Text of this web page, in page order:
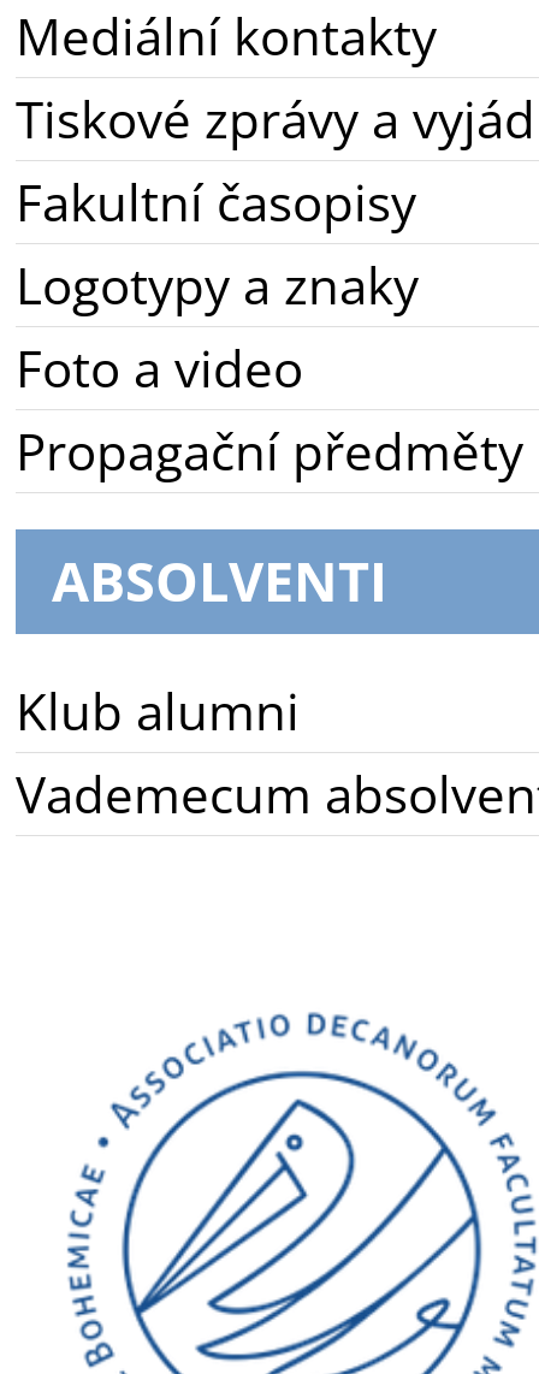
Mediální kontakty
Tiskové zprávy a
Fakultní časopisy
Logotypy a znaky
Foto a video
Propagační předměty
ABSOLVENTI
Klub alumni
Vademecum